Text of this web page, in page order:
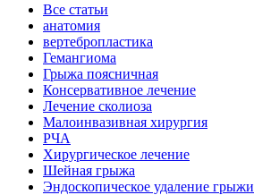
Все статьи
анатомия
вертебропластика
Гемангиома
Грыжа поясничная
Консервативное лечение
Лечение сколиоза
Малоинвазивная хирургия
РЧА
Хирургическое лечение
Шейная грыжа
Эндоскопическое удаление грыжи